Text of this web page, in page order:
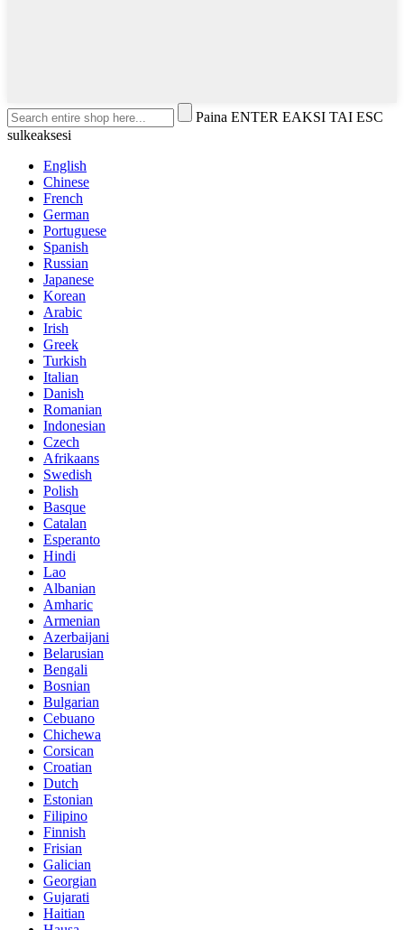
Paina ENTER EAKSI TAI ESC
sulkeaksesi
English
Chinese
French
German
Portuguese
Spanish
Russian
Japanese
Korean
Arabic
Irish
Greek
Turkish
Italian
Danish
Romanian
Indonesian
Czech
Afrikaans
Swedish
Polish
Basque
Catalan
Esperanto
Hindi
Lao
Albanian
Amharic
Armenian
Azerbaijani
Belarusian
Bengali
Bosnian
Bulgarian
Cebuano
Chichewa
Corsican
Croatian
Dutch
Estonian
Filipino
Finnish
Frisian
Galician
Georgian
Gujarati
Haitian